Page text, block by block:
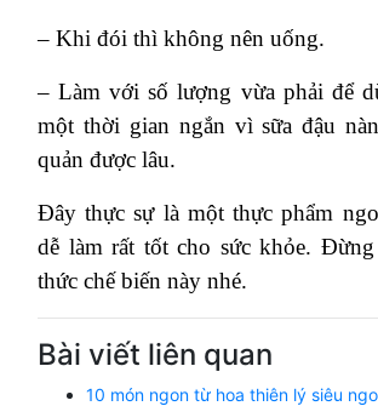
– Khi đói thì không nên uống.
– Làm với số lượng vừa phải để
một thời gian ngắn vì sữa đậu
quản được lâu.
Đây thực sự là một thực phẩm
dễ làm rất tốt cho sức khỏe.
thức chế biến này nhé.
Bài viết liên quan
10 món ngon từ hoa thiên lý siêu